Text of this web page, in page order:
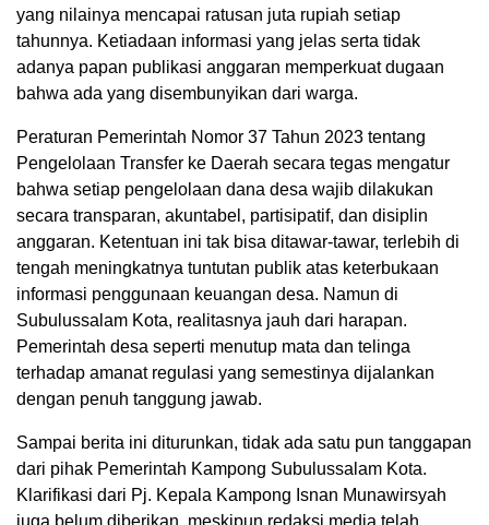
yang nilainya mencapai ratusan juta rupiah setiap
tahunnya. Ketiadaan informasi yang jelas serta tidak
adanya papan publikasi anggaran memperkuat dugaan
bahwa ada yang disembunyikan dari warga.
Peraturan Pemerintah Nomor 37 Tahun 2023 tentang
Pengelolaan Transfer ke Daerah secara tegas mengatur
bahwa setiap pengelolaan dana desa wajib dilakukan
secara transparan, akuntabel, partisipatif, dan disiplin
anggaran. Ketentuan ini tak bisa ditawar-tawar, terlebih di
tengah meningkatnya tuntutan publik atas keterbukaan
informasi penggunaan keuangan desa. Namun di
Subulussalam Kota, realitasnya jauh dari harapan.
Pemerintah desa seperti menutup mata dan telinga
terhadap amanat regulasi yang semestinya dijalankan
dengan penuh tanggung jawab.
Sampai berita ini diturunkan, tidak ada satu pun tanggapan
dari pihak Pemerintah Kampong Subulussalam Kota.
Klarifikasi dari Pj. Kepala Kampong Isnan Munawirsyah
juga belum diberikan, meskipun redaksi media telah